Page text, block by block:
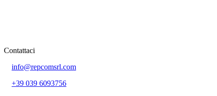
Contattaci
info@repcomsrl.com
+39 039 6093756